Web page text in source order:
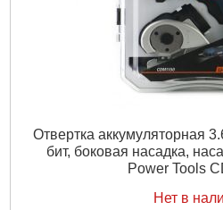
Отвертка аккумуляторная
бит, боковая насадка,
Power Tools
Нет в